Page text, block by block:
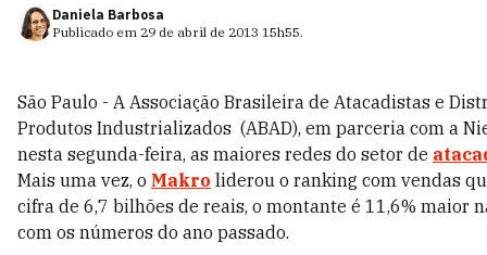
Daniela Barbosa
Publicado em 29 de abril de 2013 15h55.
São Paulo - A Associação Brasileira de Atacadistas e
Produtos Industrializados (ABAD), em parceria com a
nesta segunda-feira, as maiores redes do setor de
Mais uma vez, o Makro liderou o ranking com vendas
cifra de 6,7 bilhões de reais, o montante é 11,6% maior
com os números do ano passado.